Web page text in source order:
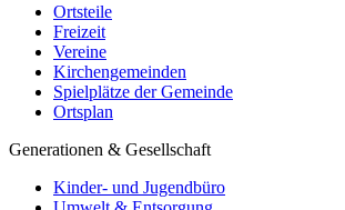
Ortsteile
Freizeit
Vereine
Kirchengemeinden
Spielplätze der Gemeinde
Ortsplan
Generationen & Gesellschaft
Kinder- und Jugendbüro